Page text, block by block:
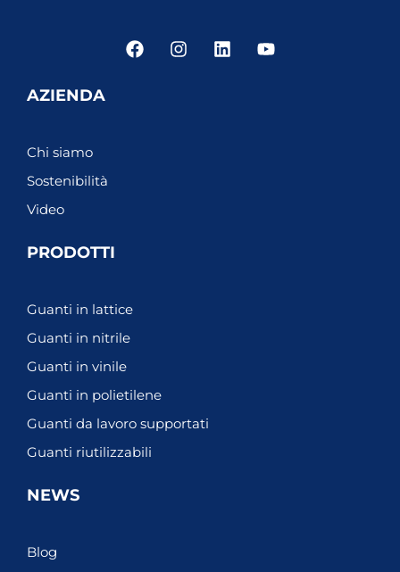
F
a
I
n
L
i
Y
o
AZIENDA
Chi siamo
Sostenibilità
Video
PRODOTTI
Guanti in lattice
Guanti in nitrile
Guanti in vinile
Guanti in polietilene
Guanti da lavoro supportati
Guanti riutilizzabili
NEWS
Blog